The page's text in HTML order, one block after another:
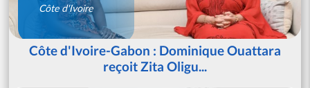
Côte d'Ivoire
Côte d'Ivoire-Gabon : Dominique Ouattara
reçoit Zita Oligu...